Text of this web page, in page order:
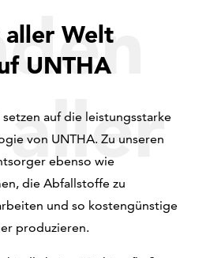
aller Welt
UNTHA
auf die leistungsstarke
von UNTHA. Zu unseren
ebenso wie
die Abfallstoffe zu
und so kostengünstige
produzieren.